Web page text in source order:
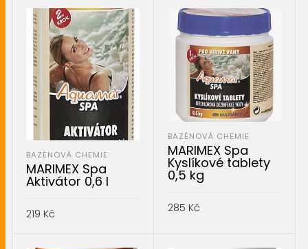
BAZÉNOVÁ CHEMIE
MARIMEX Spa
Aktivátor 0,6 l
219 Kč
BAZÉNOVÁ CHEMIE
MARIMEX Spa
Kyslíkové tablety
0,5 kg
285 Kč